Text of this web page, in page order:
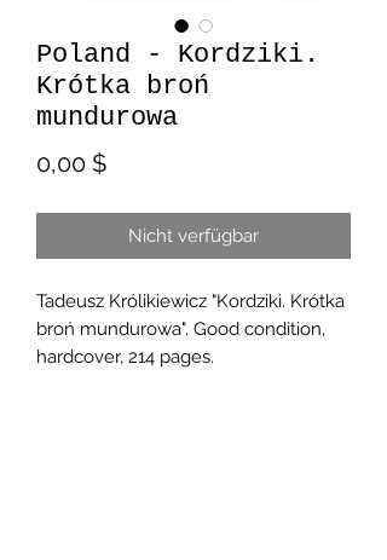
Poland - Kordziki.
Krótka broń
mundurowa
0,00 $Preis
Nicht verfügbar
Tadeusz Królikiewicz "Kordziki. Krótka
broń mundurowa". Good condition,
hardcover, 214 pages.